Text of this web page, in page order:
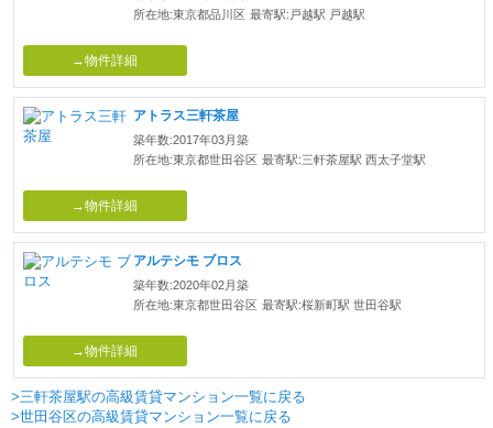
所在地:東京都品川区 最寄駅:戸越駅 戸越駅
→物件詳細
アトラス三軒茶屋
築年数:2017年03月築
所在地:東京都世田谷区 最寄駅:三軒茶屋駅 西太子堂駅
→物件詳細
アルテシモ ブロス
築年数:2020年02月築
所在地:東京都世田谷区 最寄駅:桜新町駅 世田谷駅
→物件詳細
>三軒茶屋駅の高級賃貸マンション一覧に戻る
>世田谷区の高級賃貸マンション一覧に戻る